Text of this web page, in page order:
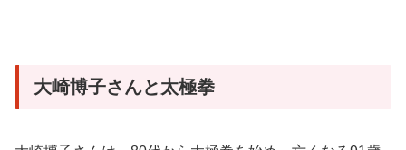
大崎博子さんと太極拳